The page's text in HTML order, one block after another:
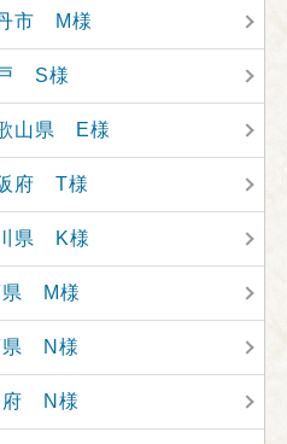
市 M様
S様
山県 E様
府 T様
県 K様
県 M様
県 N様
府 N様